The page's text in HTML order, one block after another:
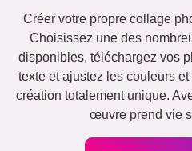
Créer votre propre collage
Choisissez une des
disponibles, téléchargez vos
texte et ajustez les couleurs
création totalement unique.
œuvre prend vie